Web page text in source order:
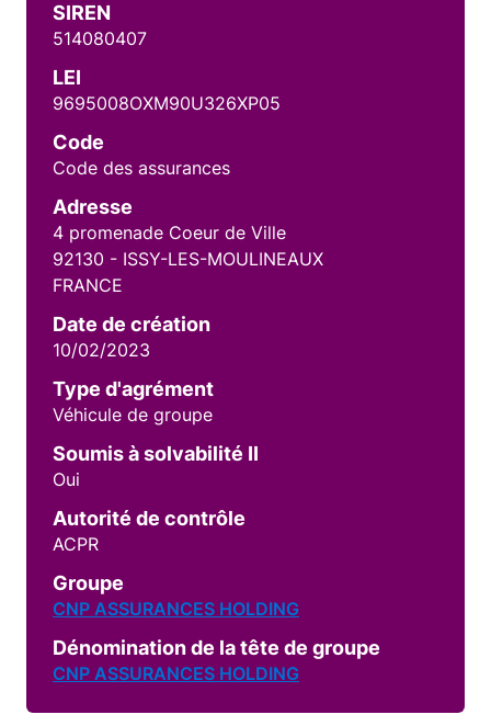
SIREN
514080407
LEI
9695008OXM90U326XP05
Code
Code des assurances
Adresse
4 promenade Coeur de Ville
92130 - ISSY-LES-MOULINEAUX
FRANCE
Date de création
10/02/2023
Type d'agrément
Véhicule de groupe
Soumis à solvabilité II
Oui
Autorité de contrôle
ACPR
Groupe
CNP ASSURANCES HOLDING
Dénomination de la tête de groupe
CNP ASSURANCES HOLDING